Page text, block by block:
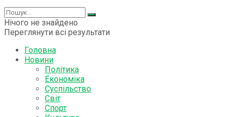
Нічого не знайдено
Переглянути всі результати
Головна
Новини
Політика
Економіка
Суспільство
Світ
Спорт